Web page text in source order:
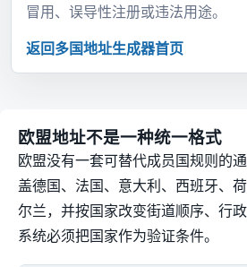
冒用、误导性注册或违法用途。
返回多国地址生成器首页
欧盟地址不是一种统一格式
欧盟没有一套可替代成员国规则的
盖德国、法国、意大利、西班牙、
尔兰，并按国家改变街道顺序、行
系统必须把国家作为验证条件。